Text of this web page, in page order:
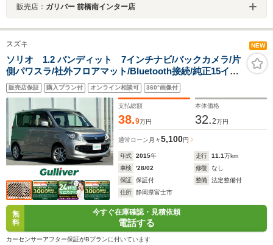
販売店： ガリバー 前橋南インター店
スズキ NEW
ソリオ 1.2 バンディット 7インチナビ/バックカメラ/片
側パワスラ/社外フロアマット/Bluetooth接続/純正15イン
チアルミホイール/オートライト/スマートキー/エンジンス
タートボタン/取扱説明書/記録簿/パワステ
販売店保証 購入プラン付 オンライン相談可 360°画像付
支払総額
38.9万円
本体価格
32.2万円
通常ローン 月々5,100円
年式 2015年 走行 11.1万km
車検
'28/02 修復
なし
保証
保証付 整備
法定整備付
住所
静岡県富士市
無
料
今すぐ在庫確認・見積依頼
電話する
カーセンサーアフター保証がBプランに付いています